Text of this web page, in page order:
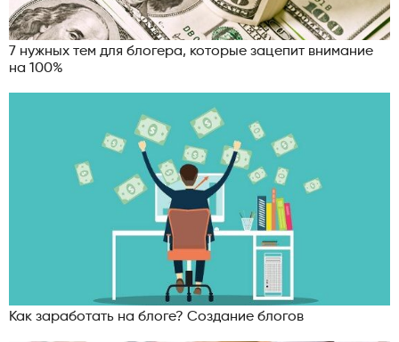
7 нужных тем для блогера, которые зацепит внимание
на 100%
Как заработать на блоге? Создание блогов